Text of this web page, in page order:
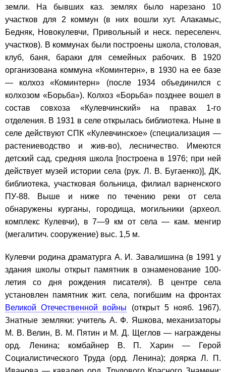
земли. На бывших каз. землях было нарезано 10
участков для 2 коммун (в них вошли хут. Алакамыс,
Бедняк, Новокулевчи, Привольный и неск. переселенч.
участков). В коммунах были построены школа, столовая,
клуб, баня, бараки для семейных рабочих. В 1920
организована коммуна «Коминтерн», в 1930 на ее базе
— колхоз «Коминтерн» (после 1934 объединился с
колхозом «Борьба»). Колхоз «Борьба» позднее вошел в
состав совхоза «Кулевчинский» на правах 1-го
отделения. В 1931 в селе открылась библиотека. Ныне в
селе действуют СПК «Кулевчинское» (специализация —
растениеводство и жив-во), лесничество. Имеются
детский сад, средняя школа [построена в 1976; при ней
действует музей истории села (рук. Л. В. Бугаенко)], ДК,
библиотека, участковая больница, филиал варненского
ПУ-88. Выше и ниже по течению реки от села
обнаружены курганы, городища, могильники (археол.
комплекс Кулевчи), в 7—9 км от села — кам. менгир
(мегалитич. сооружение) выс. 1,5 м.
Кулевчи родина драматурга А. И. Завалишина (в 1991 у
здания школы открыт памятник в ознаменование 100-
летия со дня рождения писателя). В центре села
установлен памятник жит. села, погибшим на фронтах
Великой Отечественной войны (открыт 5 нояб. 1967).
Знатные земляки: учитель А. Ф. Яшкова, механизаторы
М. В. Велин, В. М. Пятин и М. Д. Щеглов — награждены
орд. Ленина; комбайнер В. П. Харин — Герой
Социалистического Труда (орд. Ленина); доярка Л. П.